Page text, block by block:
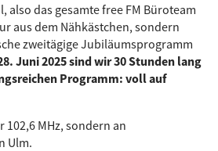
also das gesamte free FM Büroteam
aus dem Nähkästchen, sondern
zweitägige Jubiläumsprogramm
Juni 2025 sind wir 30 Stunden lang
Programm: voll auf
MHz, sondern an
Ulm.